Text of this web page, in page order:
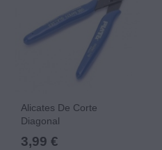
Alicates De Corte
Diagonal
3,99 €